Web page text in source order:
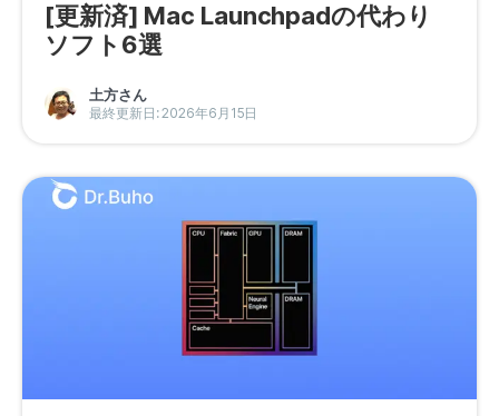
[更新済] Mac Launchpadの代わり
ソフト6選
土方さん
最終更新日: 2026年6月15日